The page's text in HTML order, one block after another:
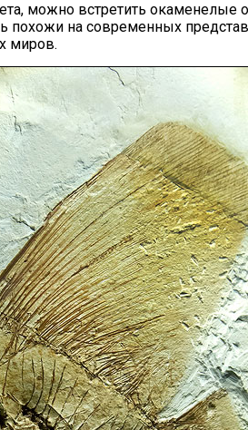
можно встретить окаменелые
похожи на современных
миров.